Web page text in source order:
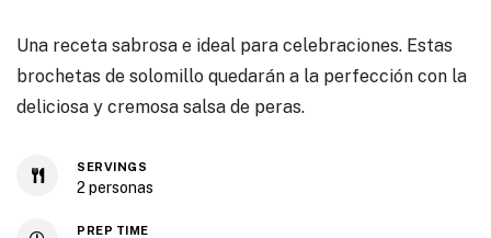
Una receta sabrosa e ideal para celebraciones. Estas
brochetas de solomillo quedarán a la perfección con la
deliciosa y cremosa salsa de peras.
SERVINGS
2 personas
PREP TIME